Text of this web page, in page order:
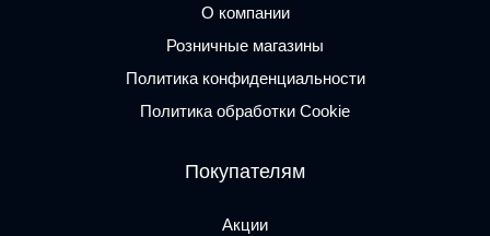
О компании
Розничные магазины
Политика конфиденциальности
Политика обработки Cookie
Покупателям
Акции